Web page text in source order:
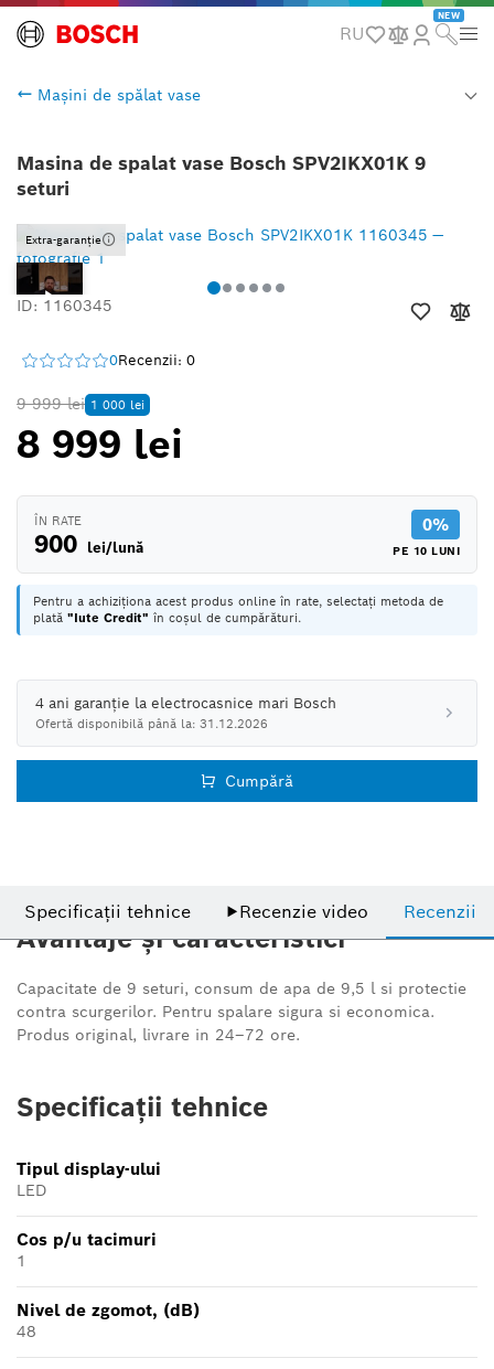
RU
NEW
Mașini de spălat vase
Masina de spalat vase Bosch SPV2IKX01K 9
seturi
Extra-garanție
ID: 1160345
0Recenzii: 0
9 999 lei 1 000 lei
8 999 lei
ÎN RATE
900 lei/lună
0%
PE 10 LUNI
Pentru a achiziționa acest produs online în rate, selectați metoda de
plată "Iute Credit" în coșul de cumpărături.
4 ani garanție la electrocasnice mari Bosch
Ofertă disponibilă până la: 31.12.2026
Cumpără
Specificații tehnice ▶Recenzie video Recenzii
Avantaje și caracteristici
Capacitate de 9 seturi, consum de apa de 9,5 l si protectie
contra scurgerilor. Pentru spalare sigura si economica.
Produs original, livrare in 24–72 ore.
Specificații tehnice
Tipul display-ului
LED
Cos p/u tacimuri
1
Nivel de zgomot, (dB)
48